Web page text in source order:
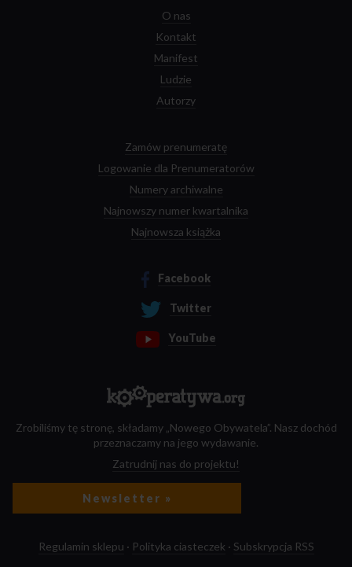
O nas
Kontakt
Manifest
Ludzie
Autorzy
Zamów prenumeratę
Logowanie dla Prenumeratorów
Numery archiwalne
Najnowszy numer kwartalnika
Najnowsza książka
Facebook
Twitter
YouTube
Zrobiliśmy tę stronę, składamy „Nowego Obywatela”. Nasz dochód
przeznaczamy na jego wydawanie.
Zatrudnij nas do projektu!
Newsletter »
Regulamin sklepu · Polityka ciasteczek · Subskrypcja RSS